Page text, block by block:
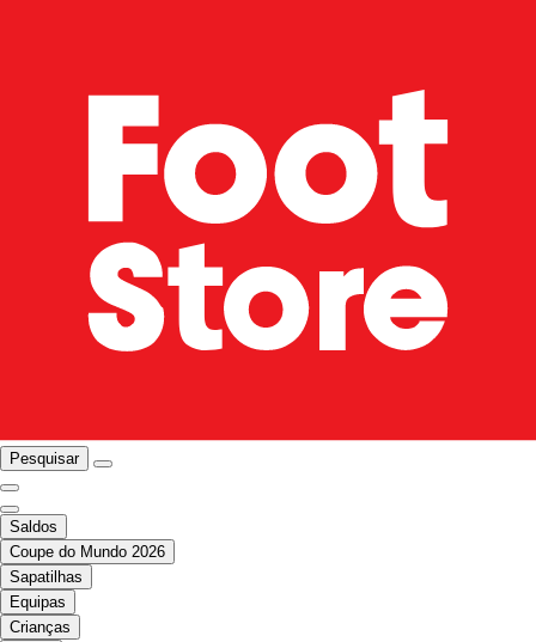
Pesquisar
Saldos
Coupe do Mundo 2026
Sapatilhas
Equipas
Crianças